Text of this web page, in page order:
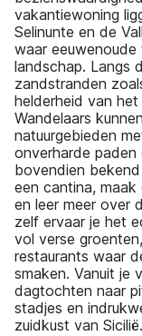
vakantiewoning
Selinunte en de
waar
landschap. Langs
zandstranden
helderheid van
Wandelaars
natuurgebieden
onverharde
bovendien
een cantina,
en leer meer over
zelf ervaar je het
vol verse
restaurants waar
smaken. Vanuit je
dagtochten naar
stadjes en
zuidkust van Sicilië.